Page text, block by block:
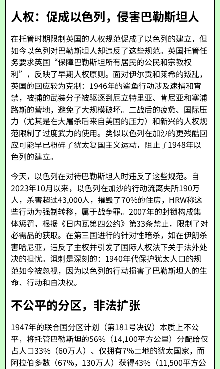
人权：促成以色列，侵害巴勒斯坦人
在托管时期限制英国的人权规范促成了以色列的建立，但
如今以色列对巴勒斯坦人却违反了这些规范。英国托管任
务要求英国“保障巴勒斯坦所有居民的公民和宗教权
利”，反映了早期人权原则。面对伊尔贡和莱希的叛乱，
英国的回应较为克制：1946年的鲨鱼行动涉及逮捕和宵
禁，被捕的武装分子被驱逐到厄立特里亚、肯尼亚和塞浦
路斯的营地，避免了大规模破坏。二战后的疲惫、国际压
力（尤其是在大屠杀后来自美国的压力）和新兴的人权规
范限制了过度武力的使用。类似以色列在加沙的更残酷回
应可能早已粉碎了犹太复国主义运动，阻止了1948年以
色列的建立。
今天，以色列在对待巴勒斯坦人时违反了这些规范。自
2023年10月以来，以色列在加沙的行动流离失所190万
人，杀害超过43,000人，摧毁了70%的住房，HRW称这
些行动为强制转移，属于战争罪。2007年的封锁构成集
体惩罚，根据《日内瓦第四公约》第33条禁止，限制了对
必需品的获取。在第三国进行的针对性暗杀，如在伊朗杀
害哈尼亚，违反了主权并引发了国际人权法下关于法外处
决的担忧。讽刺是深刻的：1940年代保护犹太人口的规
范如今被忽视，因为以色列的行动损害了巴勒斯坦人的生
命、行动和自决权。
不公平的分区，非法扩张
1947年的联合国分区计划（第181号决议）本质上不公
平，将托管巴勒斯坦的56%（14,100平方公里）分配给仅
占人口33%（60万人）、仅拥有7%土地的犹太国家，而
阿拉伯多数（67%，130万人）获得43%（11,500平方公